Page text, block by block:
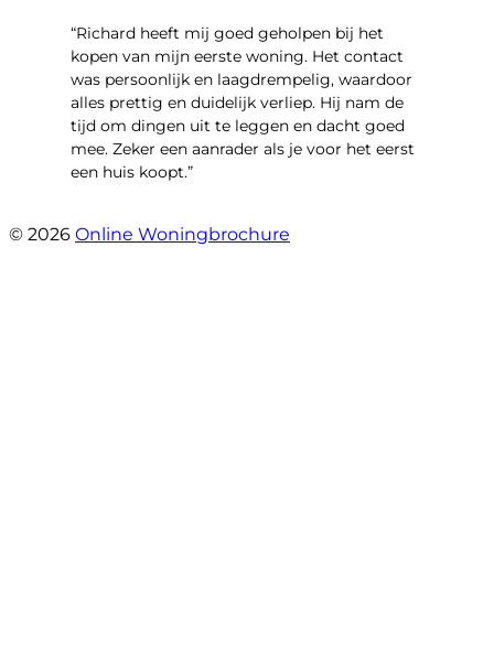
“Richard heeft mij goed geholpen bij het
kopen van mijn eerste woning. Het contact
was persoonlijk en laagdrempelig, waardoor
alles prettig en duidelijk verliep. Hij nam de
tijd om dingen uit te leggen en dacht goed
mee. Zeker een aanrader als je voor het eerst
een huis koopt.”
© 2026 Online Woningbrochure